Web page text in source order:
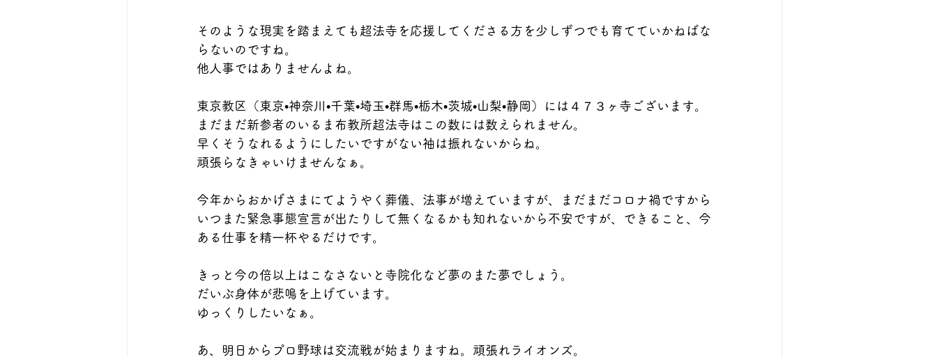
そのような現実を踏まえても超法寺を応援してくださる方を少しずつでも育てていかねばな
らないのですね。
他人事ではありませんよね。
東京教区（東京•神奈川•千葉•埼玉•群馬•栃木•茨城•山梨•静岡）には４７３ヶ寺ございます。
まだまだ新参者のいるま布教所超法寺はこの数には数えられません。
早くそうなれるようにしたいですがない袖は振れないからね。
頑張らなきゃいけませんなぁ。
今年からおかげさまにてようやく葬儀、法事が増えていますが、まだまだコロナ禍ですから
いつまた緊急事態宣言が出たりして無くなるかも知れないから不安ですが、できること、今
ある仕事を精一杯やるだけです。
きっと今の倍以上はこなさないと寺院化など夢のまた夢でしょう。
だいぶ身体が悲鳴を上げています。
ゆっくりしたいなぁ。
あ、明日からプロ野球は交流戦が始まりますね。頑張れライオンズ。